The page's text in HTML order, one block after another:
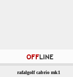
rafalgolf cabrio mk1